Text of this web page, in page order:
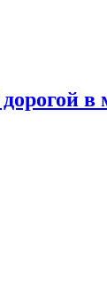
в